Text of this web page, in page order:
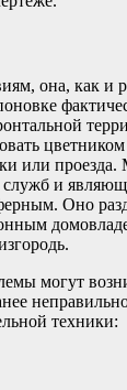
она, как и
или
служб и
Оно
могут
техники: